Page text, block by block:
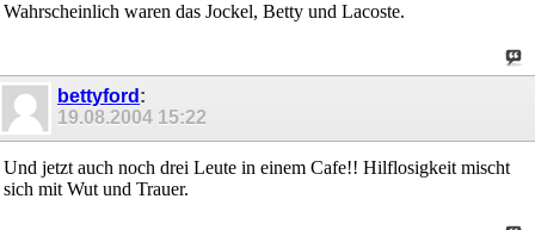
Wahrscheinlich waren das Jockel, Betty und Lacoste.
bettyford :
19.08.2004 15:22
Und jetzt auch noch drei Leute in einem Cafe!! Hilflosigkeit mischt
sich mit Wut und Trauer.